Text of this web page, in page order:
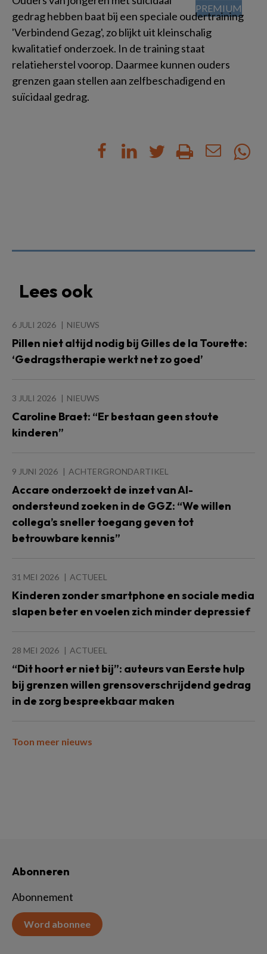
gedrag hebben baat bij een speciale oudertraining
'Verbindend Gezag', zo blijkt uit kleinschalig
kwalitatief onderzoek. In de training staat
relatieherstel voorop. Daarmee kunnen ouders
grenzen gaan stellen aan zelfbeschadigend en
suïcidaal gedrag.
Lees ook
6 JULI 2026 NIEUWS
Pillen niet altijd nodig bij Gilles de la Tourette:
‘Gedragstherapie werkt net zo goed’
3 JULI 2026 NIEUWS
Caroline Braet: “Er bestaan geen stoute
kinderen”
9 JUNI 2026 ACHTERGRONDARTIKEL
Accare onderzoekt de inzet van AI-
ondersteund zoeken in de GGZ: “We willen
collega’s sneller toegang geven tot
betrouwbare kennis”
31 MEI 2026 ACTUEEL
Kinderen zonder smartphone en sociale media
slapen beter en voelen zich minder depressief
28 MEI 2026 ACTUEEL
“Dit hoort er niet bij”: auteurs van Eerste hulp
bij grenzen willen grensoverschrijdend gedrag
in de zorg bespreekbaar maken
Toon meer nieuws
Abonneren
Abonnement
Word abonnee